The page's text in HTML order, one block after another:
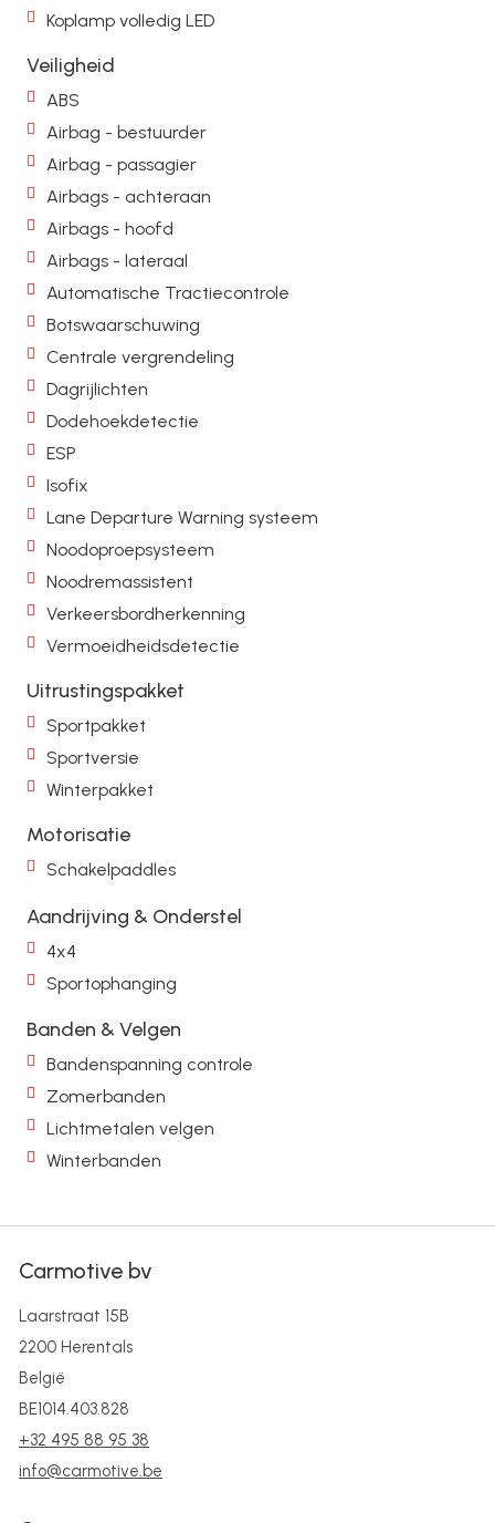
Koplamp volledig LED
Veiligheid
ABS
Airbag - bestuurder
Airbag - passagier
Airbags - achteraan
Airbags - hoofd
Airbags - lateraal
Automatische Tractiecontrole
Botswaarschuwing
Centrale vergrendeling
Dagrijlichten
Dodehoekdetectie
ESP
Isofix
Lane Departure Warning systeem
Noodoproepsysteem
Noodremassistent
Verkeersbordherkenning
Vermoeidheidsdetectie
Uitrustingspakket
Sportpakket
Sportversie
Winterpakket
Motorisatie
Schakelpaddles
Aandrijving & Onderstel
4x4
Sportophanging
Banden & Velgen
Bandenspanning controle
Zomerbanden
Lichtmetalen velgen
Winterbanden
Carmotive bv
Laarstraat 15B
2200 Herentals
België
BE1014.403.828
+32 495 88 95 38
info@carmotive.be